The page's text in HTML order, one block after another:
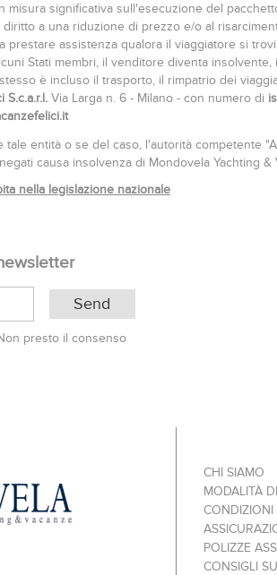
misura significativa sull'esecuzione del
diritto a una riduzione di prezzo e/o al
prestare assistenza qualora il viaggiatore si
Stati membri, il venditore diventa
è incluso il trasporto, il rimpatrio dei
S.c.a.r.l. Via Larga n. 6 - Milano - con numero di
entità o se del caso, l'autorità competente
causa insolvenza di Mondovela Yachting &
nella legislazione nazionale
presto il consenso
CHI SIAMO
MODALITÀ
CONDIZIONI
POLIZZE
CONSIGLI